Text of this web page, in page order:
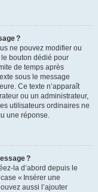
?
ne pouvez modifier ou
bouton dédié pour
de temps après
sous le message
Ce texte n’apparaît
ou un administrateur,
utilisateurs ordinaires ne
une réponse.
?
la d’abord depuis le
« Insérer une
aussi l’ajouter